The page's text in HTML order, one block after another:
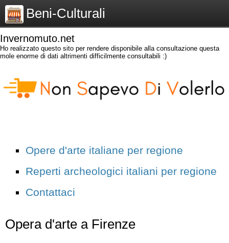
Beni-Culturali
Invernomuto.net
Ho realizzato questo sito per rendere disponibile alla consultazione questa
mole enorme di dati altrimenti difficilmente consultabili :)
Opere d'arte italiane per regione
Reperti archeologici italiani per regione
Contattaci
Opera d'arte a Firenze